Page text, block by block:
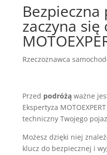
Bezpieczna
zaczyna
Rzeczoznawca
Przed podróżąważne
Ekspertyza
techniczny Twojego
Możesz dzięki niej
klucz do bezpiecznej i